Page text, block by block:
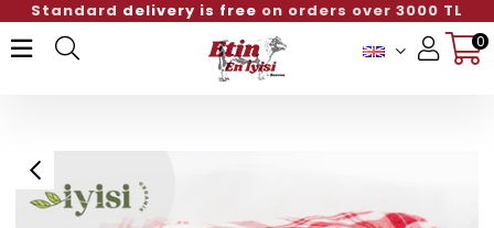
Standard delivery is free on orders over 3000 TL
0